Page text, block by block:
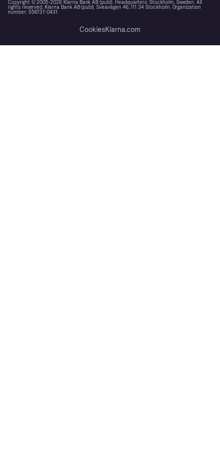
Copyright © 2005-2026 Klarna Bank AB (publ). Headquarters: Stockholm, Sweden. All
rights reserved. Klarna Bank AB (publ). Sveavägen 46, 111 34 Stockholm. Organization
number: 556737-0431
CookiesKlarna.com